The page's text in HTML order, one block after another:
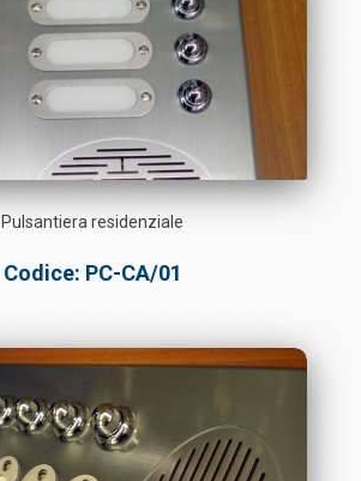
Pulsantiera residenziale
Codice: PC-CA/01